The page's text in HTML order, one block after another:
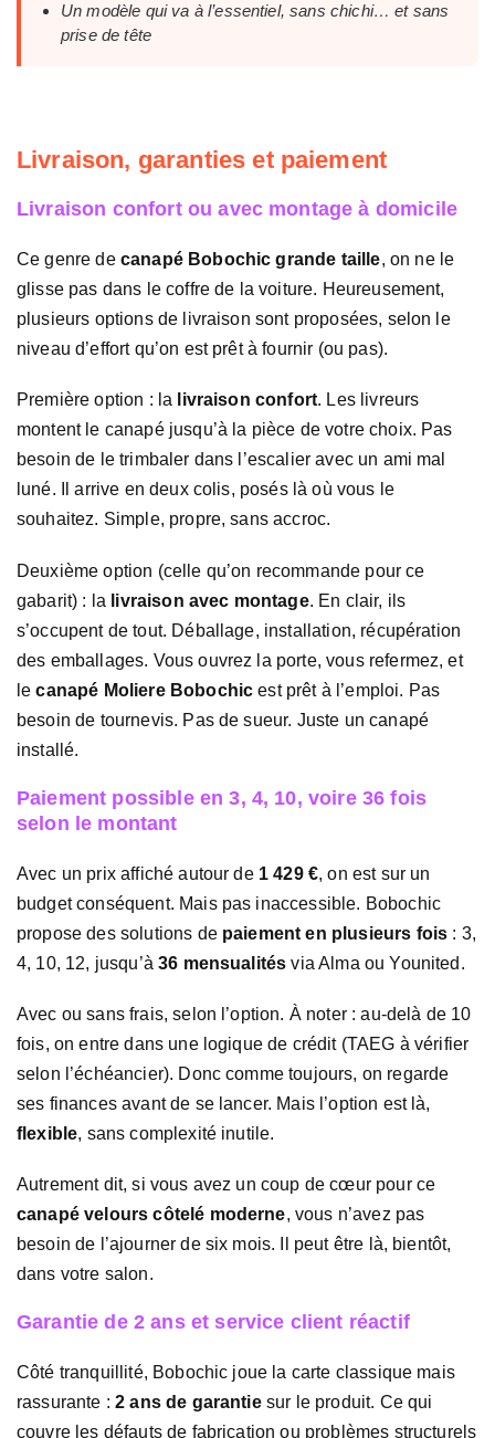
Un modèle qui va à l’essentiel, sans chichi… et sans
prise de tête
Livraison, garanties et paiement
Livraison confort ou avec montage à domicile
Ce genre de canapé Bobochic grande taille, on ne le
glisse pas dans le coffre de la voiture. Heureusement,
plusieurs options de livraison sont proposées, selon le
niveau d’effort qu’on est prêt à fournir (ou pas).
Première option : la livraison confort. Les livreurs
montent le canapé jusqu’à la pièce de votre choix. Pas
besoin de le trimbaler dans l’escalier avec un ami mal
luné. Il arrive en deux colis, posés là où vous le
souhaitez. Simple, propre, sans accroc.
Deuxième option (celle qu’on recommande pour ce
gabarit) : la livraison avec montage. En clair, ils
s’occupent de tout. Déballage, installation, récupération
des emballages. Vous ouvrez la porte, vous refermez, et
lecanapé Moliere Bobochic est prêt à l’emploi. Pas
besoin de tournevis. Pas de sueur. Juste un canapé
installé.
Paiement possible en 3, 4, 10, voire 36 fois
selon le montant
Avec un prix affiché autour de 1 429 €, on est sur un
budget conséquent. Mais pas inaccessible. Bobochic
propose des solutions de paiement en plusieurs fois : 3,
4, 10, 12, jusqu’à36 mensualités via Alma ou Younited.
Avec ou sans frais, selon l’option. À noter : au-delà de 10
fois, on entre dans une logique de crédit (TAEG à vérifier
selon l’échéancier). Donc comme toujours, on regarde
ses finances avant de se lancer. Mais l’option est là,
flexible, sans complexité inutile.
Autrement dit, si vous avez un coup de cœur pour ce
canapé velours côtelé moderne, vous n’avez pas
besoin de l’ajourner de six mois. Il peut être là, bientôt,
dans votre salon.
Garantie de 2 ans et service client réactif
Côté tranquillité, Bobochic joue la carte classique mais
rassurante :2 ans de garantiesur le produit. Ce qui
couvre les défauts de fabrication ou problèmes structurels